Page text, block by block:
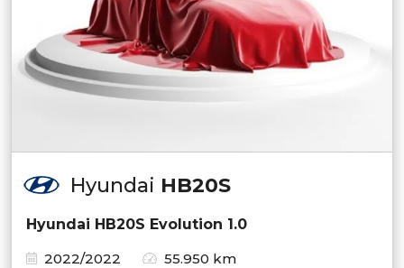
Hyundai HB20S
Hyundai HB20S Evolution 1.0
2022/2022
55.950 km